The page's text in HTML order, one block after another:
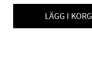
LÄGG I KORG